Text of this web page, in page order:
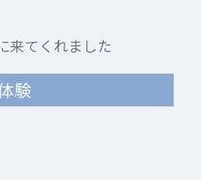
来てくれました
験